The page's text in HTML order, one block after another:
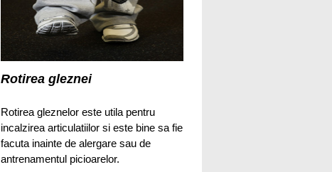
Rotirea gleznei
Rotirea gleznelor este utila pentru
incalzirea articulatiilor si este bine sa fie
facuta inainte de alergare sau de
antrenamentul picioarelor.